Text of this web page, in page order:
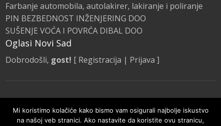
Farbanje automobila, autolakirer, lakiranje i poliranje
PIN BEZBEDNOST INŽENJERING DOO
SUŠENJE VOĆA I POVRĆA DIBAL DOO
Oglasi Novi Sad
Dobrodošli, gost! [ Registracija | Prijava ]
Pravila i smernice
Mi koristimo kolačiće kako bismo vam osigurali najbolje iskustvo
na našoj veb stranici. Ako nastavite da koristite ovu stranicu,